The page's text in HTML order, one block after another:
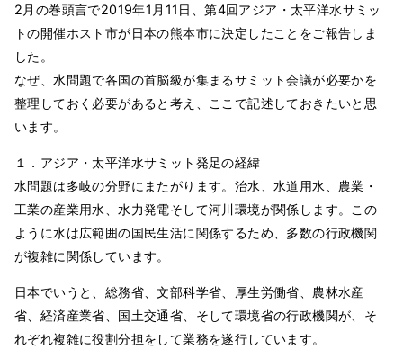
2月の巻頭言で2019年1月11日、第4回アジア・太平洋水サミッ
トの開催ホスト市が日本の熊本市に決定したことをご報告しま
した。
なぜ、水問題で各国の首脳級が集まるサミット会議が必要かを
整理しておく必要があると考え、ここで記述しておきたいと思
います。
１．アジア・太平洋水サミット発足の経緯
水問題は多岐の分野にまたがります。治水、水道用水、農業・
工業の産業用水、水力発電そして河川環境が関係します。この
ように水は広範囲の国民生活に関係するため、多数の行政機関
が複雑に関係しています。
日本でいうと、総務省、文部科学省、厚生労働省、農林水産
省、経済産業省、国土交通省、そして環境省の行政機関が、そ
れぞれ複雑に役割分担をして業務を遂行しています。